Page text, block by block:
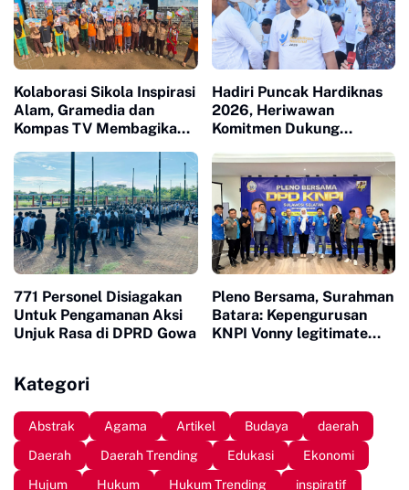
Kolaborasi Sikola Inspirasi
Alam, Gramedia dan
Kompas TV Membagikan
Hadiri Puncak Hardiknas
2026, Heriwawan
Komitmen Dukung
Sinjai
771 Personel Disiagakan
Untuk Pengamanan Aksi
Unjuk Rasa di DPRD Gowa
Pleno Bersama, Surahman
Batara: Kepengurusan
KNPI Vonny legitimate
Kategori
Abstrak Agama Artikel Budaya
daerah
Daerah
Daerah Trending Edukasi
Ekonomi
Hujum
Hukum Hukum Trending
inspiratif